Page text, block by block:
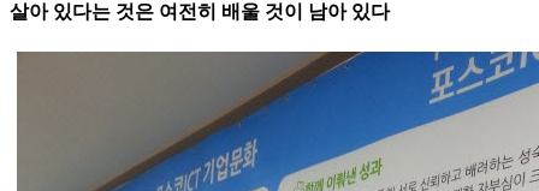
살아 있다는 것은 여전히 배울 것이 남아 있다